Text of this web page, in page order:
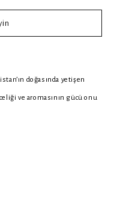
doğasında yetişen
ve aromasının gücü onu